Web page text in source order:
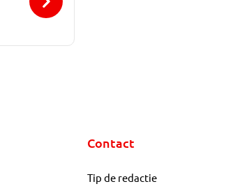
Contact
Tip de redactie